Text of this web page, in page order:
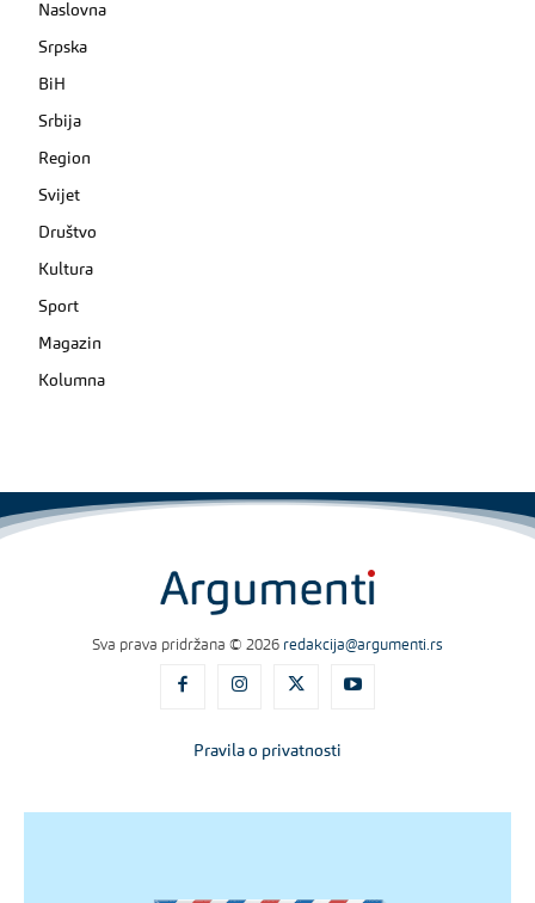
Naslovna
Srpska
BiH
Srbija
Region
Svijet
Društvo
Kultura
Sport
Magazin
Kolumna
Sva prava pridržana © 2026 redakcija@argumenti.rs
Pravila o privatnosti